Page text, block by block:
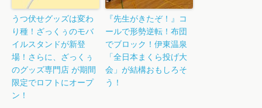
うつ伏せグッズは変わ
り種！ざっくぅのモバ
イルスタンドが新登
場！さらに、ざっくぅ
のグッズ専門店 が期間
限定でロフトにオープ
ン！
『先生がきたぞ！』コ
ールで形勢逆転！布団
でブロック！伊東温泉
「全日本まくら投げ大
会」が結構おもしろそ
う！